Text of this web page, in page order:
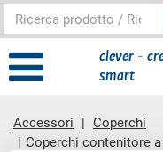
clever -
smart
Accessori
Coperchi
Coperchi contenitore